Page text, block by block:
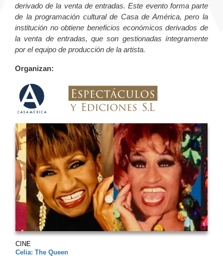
derivado de la venta de entradas. Este evento forma parte
de la programación cultural de Casa de América, pero la
institución no obtiene beneficios económicos derivados de
la venta de entradas, que son gestionadas íntegramente
por el equipo de producción de la artista.
Organizan:
CINE
Celia: The Queen